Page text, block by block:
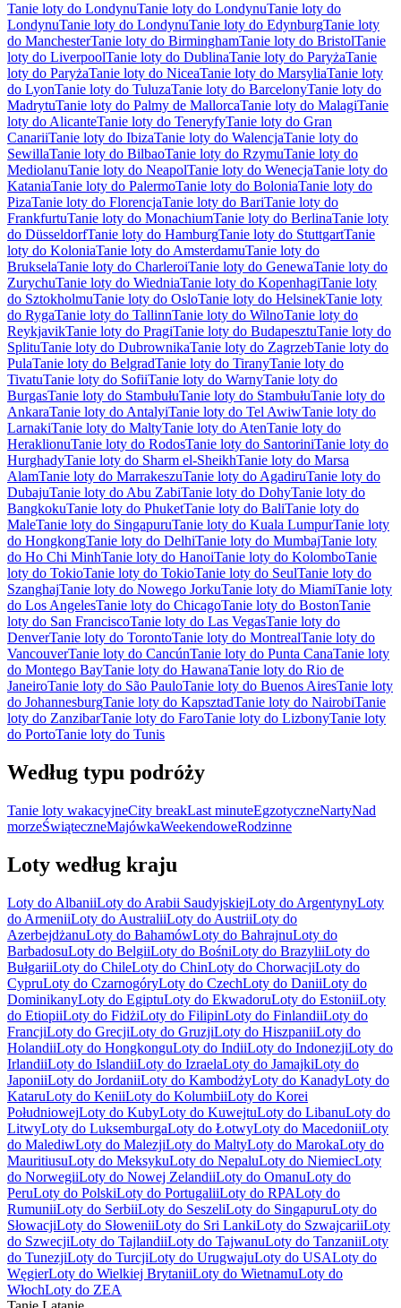
Tanie loty do LondynuTanie loty do LondynuTanie loty do
LondynuTanie loty do LondynuTanie loty do EdynburgTanie loty
do ManchesterTanie loty do BirminghamTanie loty do BristolTanie
loty do LiverpoolTanie loty do DublinaTanie loty do ParyżaTanie
loty do ParyżaTanie loty do NiceaTanie loty do MarsyliaTanie loty
do LyonTanie loty do TuluzaTanie loty do BarcelonyTanie loty do
MadrytuTanie loty do Palmy de MallorcaTanie loty do MalagiTanie
loty do AlicanteTanie loty do TeneryfyTanie loty do Gran
CanariiTanie loty do IbizaTanie loty do WalencjaTanie loty do
SewillaTanie loty do BilbaoTanie loty do RzymuTanie loty do
MediolanuTanie loty do NeapolTanie loty do WenecjaTanie loty do
KataniaTanie loty do PalermoTanie loty do BoloniaTanie loty do
PizaTanie loty do FlorencjaTanie loty do BariTanie loty do
FrankfurtuTanie loty do MonachiumTanie loty do BerlinaTanie loty
do DüsseldorfTanie loty do HamburgTanie loty do StuttgartTanie
loty do KoloniaTanie loty do AmsterdamuTanie loty do
BrukselaTanie loty do CharleroiTanie loty do GenewaTanie loty do
ZurychuTanie loty do WiedniaTanie loty do KopenhagiTanie loty
do SztokholmuTanie loty do OsloTanie loty do HelsinekTanie loty
do RygaTanie loty do TallinnTanie loty do WilnoTanie loty do
ReykjavikTanie loty do PragiTanie loty do BudapesztuTanie loty do
SplituTanie loty do DubrownikaTanie loty do ZagrzebTanie loty do
PulaTanie loty do BelgradTanie loty do TiranyTanie loty do
TivatuTanie loty do SofiiTanie loty do WarnyTanie loty do
BurgasTanie loty do StambułuTanie loty do StambułuTanie loty do
AnkaraTanie loty do AntalyiTanie loty do Tel AwiwTanie loty do
LarnakiTanie loty do MaltyTanie loty do AtenTanie loty do
HeraklionuTanie loty do RodosTanie loty do SantoriniTanie loty do
HurghadyTanie loty do Sharm el-SheikhTanie loty do Marsa
AlamTanie loty do MarrakeszuTanie loty do AgadiruTanie loty do
DubajuTanie loty do Abu ZabiTanie loty do DohyTanie loty do
BangkokuTanie loty do PhuketTanie loty do BaliTanie loty do
MaleTanie loty do SingapuruTanie loty do Kuala LumpurTanie loty
do HongkongTanie loty do DelhiTanie loty do MumbajTanie loty
do Ho Chi MinhTanie loty do HanoiTanie loty do KolomboTanie
loty do TokioTanie loty do TokioTanie loty do SeulTanie loty do
SzanghajTanie loty do Nowego JorkuTanie loty do MiamiTanie loty
do Los AngelesTanie loty do ChicagoTanie loty do BostonTanie
loty do San FranciscoTanie loty do Las VegasTanie loty do
DenverTanie loty do TorontoTanie loty do MontrealTanie loty do
VancouverTanie loty do CancúnTanie loty do Punta CanaTanie loty
do Montego BayTanie loty do HawanaTanie loty do Rio de
JaneiroTanie loty do São PauloTanie loty do Buenos AiresTanie loty
do JohannesburgTanie loty do KapsztadTanie loty do NairobiTanie
loty do ZanzibarTanie loty do FaroTanie loty do LizbonyTanie loty
do PortoTanie loty do Tunis
Według typu podróży
Tanie loty wakacyjneCity breakLast minuteEgzotyczneNartyNad
morzeŚwiąteczneMajówkaWeekendoweRodzinne
Loty według kraju
Loty do AlbaniiLoty do Arabii SaudyjskiejLoty do ArgentynyLoty
do ArmeniiLoty do AustraliiLoty do AustriiLoty do
AzerbejdżanuLoty do BahamówLoty do BahrajnuLoty do
BarbadosuLoty do BelgiiLoty do BośniLoty do BrazyliiLoty do
BułgariiLoty do ChileLoty do ChinLoty do ChorwacjiLoty do
CypruLoty do CzarnogóryLoty do CzechLoty do DaniiLoty do
DominikanyLoty do EgiptuLoty do EkwadoruLoty do EstoniiLoty
do EtiopiiLoty do FidżiLoty do FilipinLoty do FinlandiiLoty do
FrancjiLoty do GrecjiLoty do GruzjiLoty do HiszpaniiLoty do
HolandiiLoty do HongkonguLoty do IndiiLoty do IndonezjiLoty do
IrlandiiLoty do IslandiiLoty do IzraelaLoty do JamajkiLoty do
JaponiiLoty do JordaniiLoty do KambodżyLoty do KanadyLoty do
KataruLoty do KeniiLoty do KolumbiiLoty do Korei
PołudniowejLoty do KubyLoty do KuwejtuLoty do LibanuLoty do
LitwyLoty do LuksemburgaLoty do ŁotwyLoty do MacedoniiLoty
do MalediwLoty do MalezjiLoty do MaltyLoty do MarokaLoty do
MauritiusuLoty do MeksykuLoty do NepaluLoty do NiemiecLoty
do NorwegiiLoty do Nowej ZelandiiLoty do OmanuLoty do
PeruLoty do PolskiLoty do PortugaliiLoty do RPALoty do
RumuniiLoty do SerbiiLoty do SeszeliLoty do SingapuruLoty do
SłowacjiLoty do SłoweniiLoty do Sri LankiLoty do SzwajcariiLoty
do SzwecjiLoty do TajlandiiLoty do TajwanuLoty do TanzaniiLoty
do TunezjiLoty do TurcjiLoty do UrugwajuLoty do USALoty do
WęgierLoty do Wielkiej BrytaniiLoty do WietnamuLoty do
WłochLoty do ZEA